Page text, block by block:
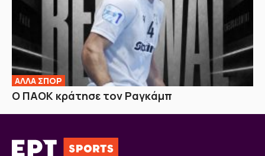
ΑΛΛΑ ΣΠΟΡ
Ο ΠΑΟΚ κράτησε τον Ραγκάμπ